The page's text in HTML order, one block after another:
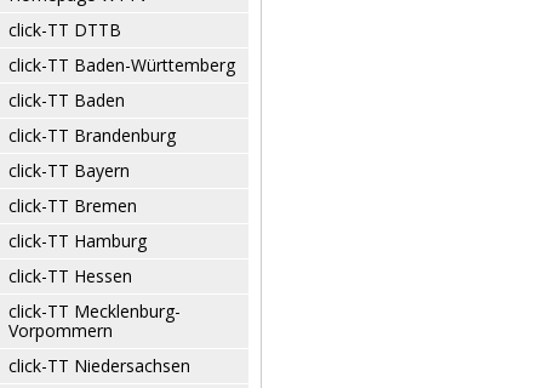
click-TT DTTB
click-TT Baden-Württemberg
click-TT Baden
click-TT Brandenburg
click-TT Bayern
click-TT Bremen
click-TT Hamburg
click-TT Hessen
click-TT Mecklenburg-
Vorpommern
click-TT Niedersachsen